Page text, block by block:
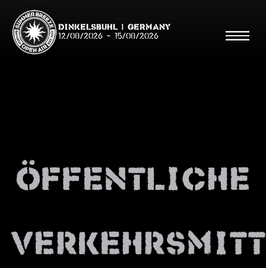
Dinkelsbühl | Germany
12/08/2026 - 15/08/2026
Shop
Running Order/Maps
öffentliche